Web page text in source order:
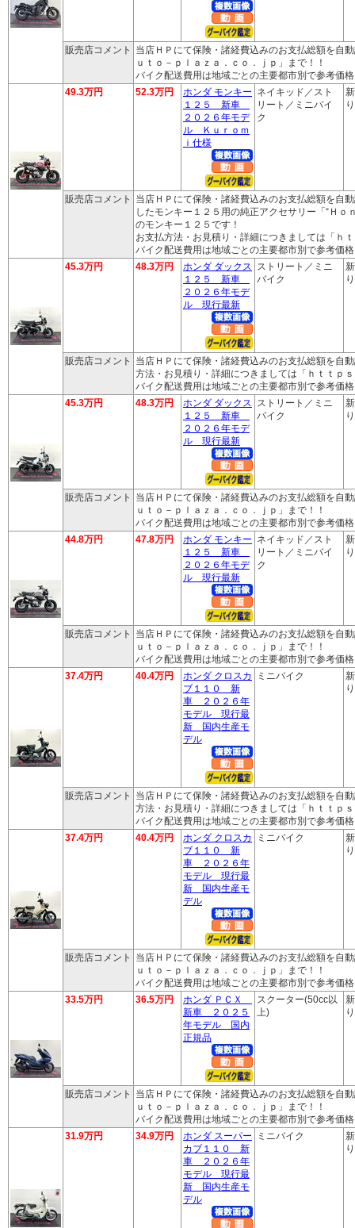
販売店コメント
当店ＨＰにて保険・諸経費込みのお支払総額を自
ｕｔｏ－ｐｌａｚａ．ｃｏ．ｊｐ」まで！！
バイク配送費用は地域ごとの主要都市別で参考価
49.3万円
52.3万円
ホンダ モンキー
１２５ 新車
２０２６年モデ
ル Ｋｕｒｏｍ
ｉ仕様
ネイキッド／スト
リート／ミニバイ
ク
販売店コメント
当店ＨＰにて保険・諸経費込みのお支払総額を自
したモンキー１２５用の純正アクセサリー「“Ｈ
のモンキー１２５です！
お支払方法・お見積り・詳細につきましては「ｈ
バイク配送費用は地域ごとの主要都市別で参考価
45.3万円
48.3万円
ホンダ ダックス
１２５ 新車
２０２６年モデ
ル 現行最新
ストリート／ミニ
バイク
販売店コメント
当店ＨＰにて保険・諸経費込みのお支払総額を自
方法・お見積り・詳細につきましては「ｈｔｔｐ
バイク配送費用は地域ごとの主要都市別で参考価
45.3万円
48.3万円
ホンダ ダックス
１２５ 新車
２０２６年モデ
ル 現行最新
ストリート／ミニ
バイク
販売店コメント
当店ＨＰにて保険・諸経費込みのお支払総額を自
ｕｔｏ－ｐｌａｚａ．ｃｏ．ｊｐ」まで！！
バイク配送費用は地域ごとの主要都市別で参考価
44.8万円
47.8万円
ホンダ モンキー
１２５ 新車
２０２６年モデ
ル 現行最新
ネイキッド／スト
リート／ミニバイ
ク
販売店コメント
当店ＨＰにて保険・諸経費込みのお支払総額を自
ｕｔｏ－ｐｌａｚａ．ｃｏ．ｊｐ」まで！！
バイク配送費用は地域ごとの主要都市別で参考価
37.4万円
40.4万円
ホンダ クロスカ
ブ１１０ 新
車 ２０２６年
モデル 現行最
新 国内生産モ
デル
ミニバイク
販売店コメント
当店ＨＰにて保険・諸経費込みのお支払総額を自
方法・お見積り・詳細につきましては「ｈｔｔｐ
バイク配送費用は地域ごとの主要都市別で参考価
37.4万円
40.4万円
ホンダ クロスカ
ブ１１０ 新
車 ２０２６年
モデル 現行最
新 国内生産モ
デル
ミニバイク
販売店コメント
当店ＨＰにて保険・諸経費込みのお支払総額を自
ｕｔｏ－ｐｌａｚａ．ｃｏ．ｊｐ」まで！！
バイク配送費用は地域ごとの主要都市別で参考価
33.5万円
36.5万円
ホンダ ＰＣＸ
新車 ２０２５
年モデル 国内
正規品
スクーター(50cc以
上)
販売店コメント
当店ＨＰにて保険・諸経費込みのお支払総額を自
ｕｔｏ－ｐｌａｚａ．ｃｏ．ｊｐ」まで！！
バイク配送費用は地域ごとの主要都市別で参考価
31.9万円
34.9万円
ホンダ スーパー
カブ１１０ 新
車 ２０２６年
モデル 現行最
新 国内生産モ
デル
ミニバイク